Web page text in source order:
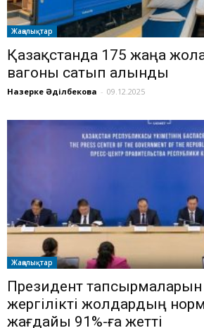
Жаңалықтар
Қазақстанда 175 жаңа
вагоны сатып алынды
Назерке Әділбекова - 09.12.2025
Жаңалықтар
Президент тапсырмаларын
жергілікті жолдардың
жағдайы 91%-ға жетті